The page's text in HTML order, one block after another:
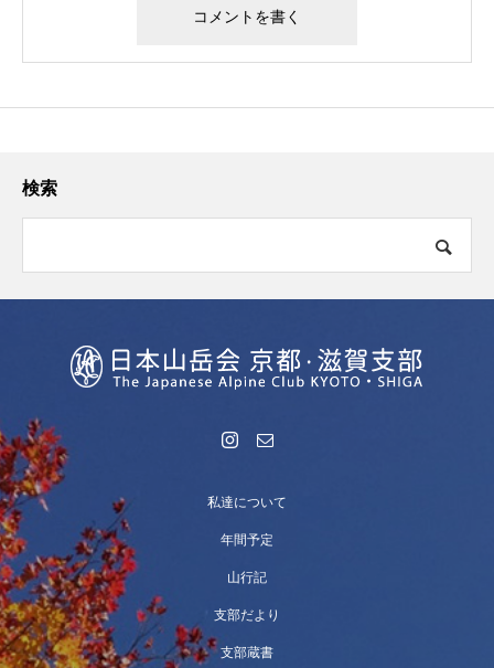
検索
私達について
年間予定
山行記
支部だより
支部蔵書